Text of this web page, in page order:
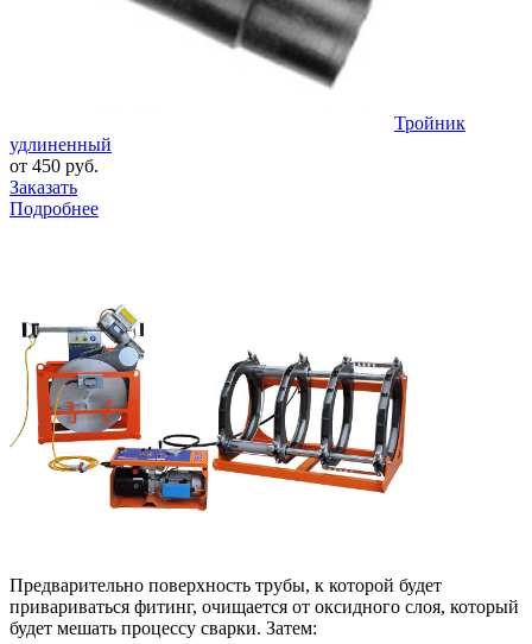
Тройник
удлиненный
от 450 руб.
Заказать
Подробнее
Предварительно поверхность трубы, к которой будет
привариваться фитинг, очищается от оксидного слоя, который
будет мешать процессу сварки. Затем: